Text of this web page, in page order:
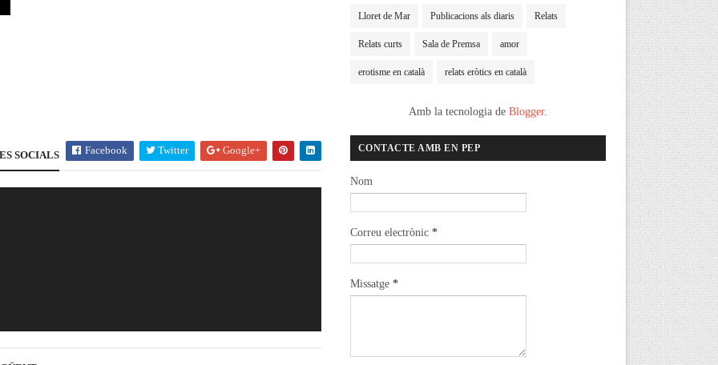
SOCIALS Facebook Twitter Google+
Lloret de Mar Publicacions als diaris Relats
Relats curts Sala de Premsa amor
erotisme en català relats eròtics en català
Amb la tecnologia de Blogger.
CONTACTE AMB EN PEP
Nom
Correu electrònic *
Missatge *